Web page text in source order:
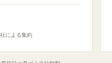
による集約